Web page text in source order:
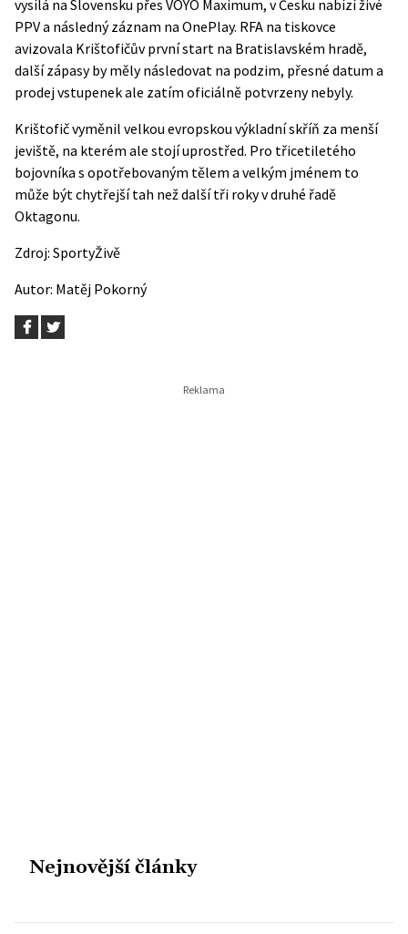
vysílá na Slovensku přes VOYO Maximum, v Česku nabízí živé
PPV a následný záznam na OnePlay. RFA na tiskovce
avizovala Krištofičův první start na Bratislavském hradě,
další zápasy by měly následovat na podzim, přesné datum a
prodej vstupenek ale zatím oficiálně potvrzeny nebyly.
Krištofič vyměnil velkou evropskou výkladní skříň za menší
jeviště, na kterém ale stojí uprostřed. Pro třicetiletého
bojovníka s opotřebovaným tělem a velkým jménem to
může být chytřejší tah než další tři roky v druhé řadě
Oktagonu.
Zdroj: SportyŽivě
Autor: Matěj Pokorný
Nejnovější články